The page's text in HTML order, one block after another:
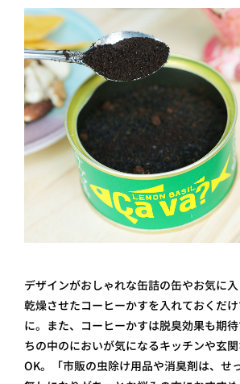
デザインがおしゃれな缶詰の缶やお気に入
乾燥させたコーヒーかすを入れておくだ
に。また、コーヒーかすは脱臭効果も期
ちの中のにおいが気になるキッチンや玄
OK。「市販の虫除け用品や消臭剤は、せ